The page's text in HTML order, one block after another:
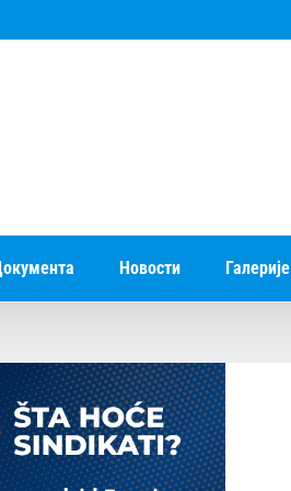
Новости Галерије